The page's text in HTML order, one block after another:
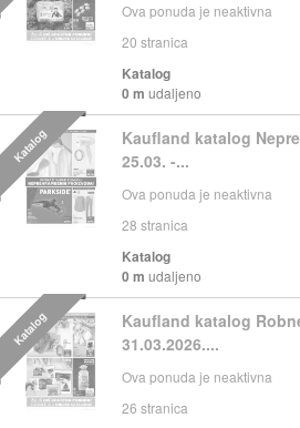
Ova ponuda je neaktivna
20 stranica
Katalog
0 m udaljeno
Kaufland katalog
25.03. -...
Ova ponuda je neaktivna
28 stranica
Katalog
0 m udaljeno
Katalog
Kaufland katalog
31.03.2026....
Ova ponuda je neaktivna
26 stranica
Katalog